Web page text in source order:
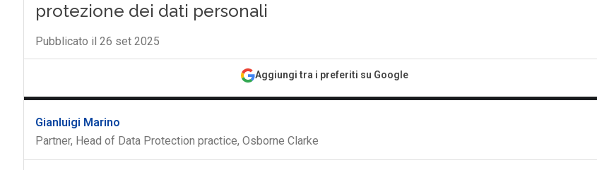
protezione dei dati personali
Pubblicato il 26 set 2025
Aggiungi tra i preferiti su Google
Gianluigi Marino
Partner, Head of Data Protection practice, Osborne Clarke